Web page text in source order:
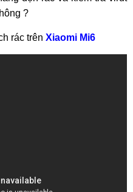
?
rác trên Xiaomi Mi6